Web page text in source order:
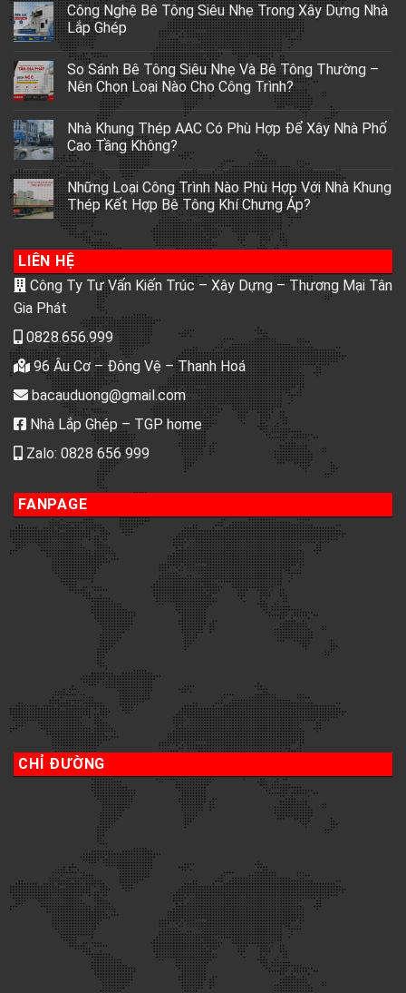
Công Nghệ Bê Tông Siêu Nhẹ Trong Xây Dựng Nhà
Lắp Ghép
So Sánh Bê Tông Siêu Nhẹ Và Bê Tông Thường –
Nên Chọn Loại Nào Cho Công Trình?
Nhà Khung Thép AAC Có Phù Hợp Để Xây Nhà Phố
Cao Tầng Không?
Những Loại Công Trình Nào Phù Hợp Với Nhà Khung
Thép Kết Hợp Bê Tông Khí Chưng Áp?
LIÊN HỆ
Công Ty Tư Vấn Kiến Trúc – Xây Dựng – Thương Mại Tân
Gia Phát
0828.656.999
96 Âu Cơ – Đông Vệ – Thanh Hoá
bacauduong@gmail.com
Nhà Lắp Ghép – TGP home
Zalo: 0828 656 999
FANPAGE
CHỈ ĐƯỜNG